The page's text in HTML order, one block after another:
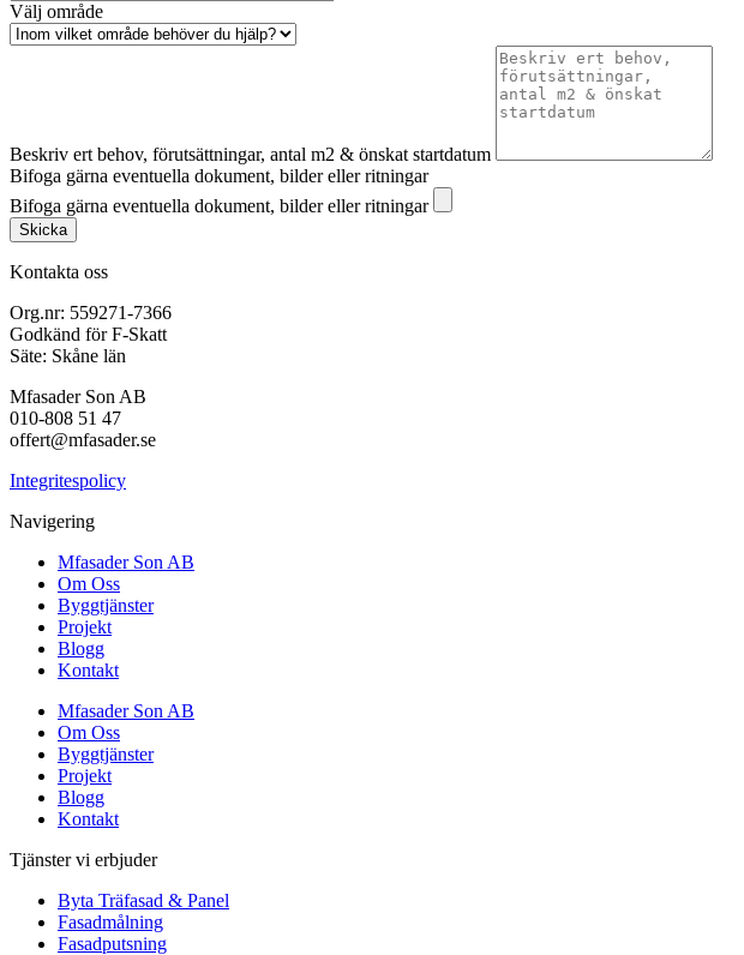
Välj område
Beskriv ert behov, förutsättningar, antal m2 & önskat startdatum
Bifoga gärna eventuella dokument, bilder eller ritningar
Bifoga gärna eventuella dokument, bilder eller ritningar
Skicka
Kontakta oss
Org.nr: 559271-7366
Godkänd för F-Skatt
Säte: Skåne län
Mfasader Son AB
010-808 51 47
offert@mfasader.se
Integritespolicy
Navigering
Mfasader Son AB
Om Oss
Byggtjänster
Projekt
Blogg
Kontakt
Mfasader Son AB
Om Oss
Byggtjänster
Projekt
Blogg
Kontakt
Tjänster vi erbjuder
Byta Träfasad & Panel
Fasadmålning
Fasadputsning